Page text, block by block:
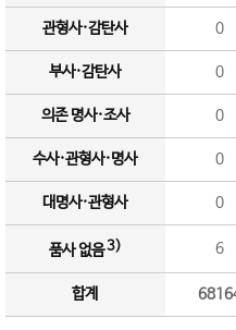
관형사·감탄사 0
부사·감탄사 0
의존 명사·조사 0
수사·관형사·명사 0
대명사·관형사 0
품사 없음3) 6
합계